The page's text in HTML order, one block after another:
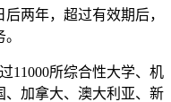
两年，超过有效期后，
所综合性大学、机
、加拿大、澳大利亚、新